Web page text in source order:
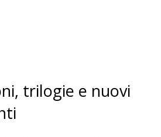
trilogie e nuovi